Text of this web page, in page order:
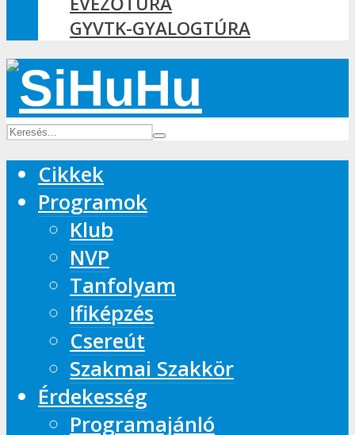
GYVTK-GYALOGTÚRA
Cikkek
Programok
Klub
NVP
Tanfolyam
Ifiképzés
Csereút
Szakmai Szakkör
Érdekesség
Programajánló